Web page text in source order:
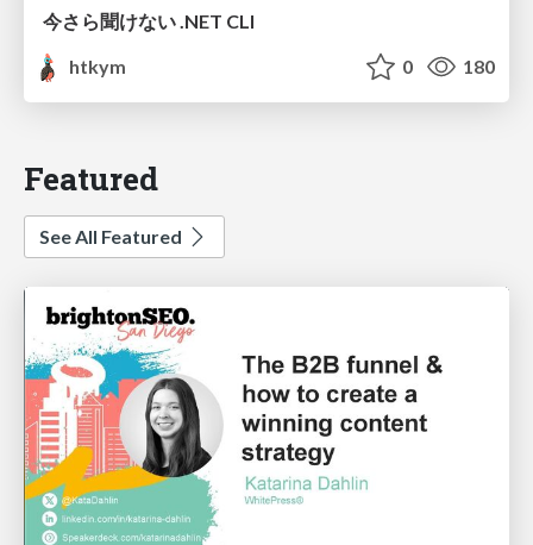
今さら聞けない .NET CLI
htkym
0 180
Featured
See All Featured